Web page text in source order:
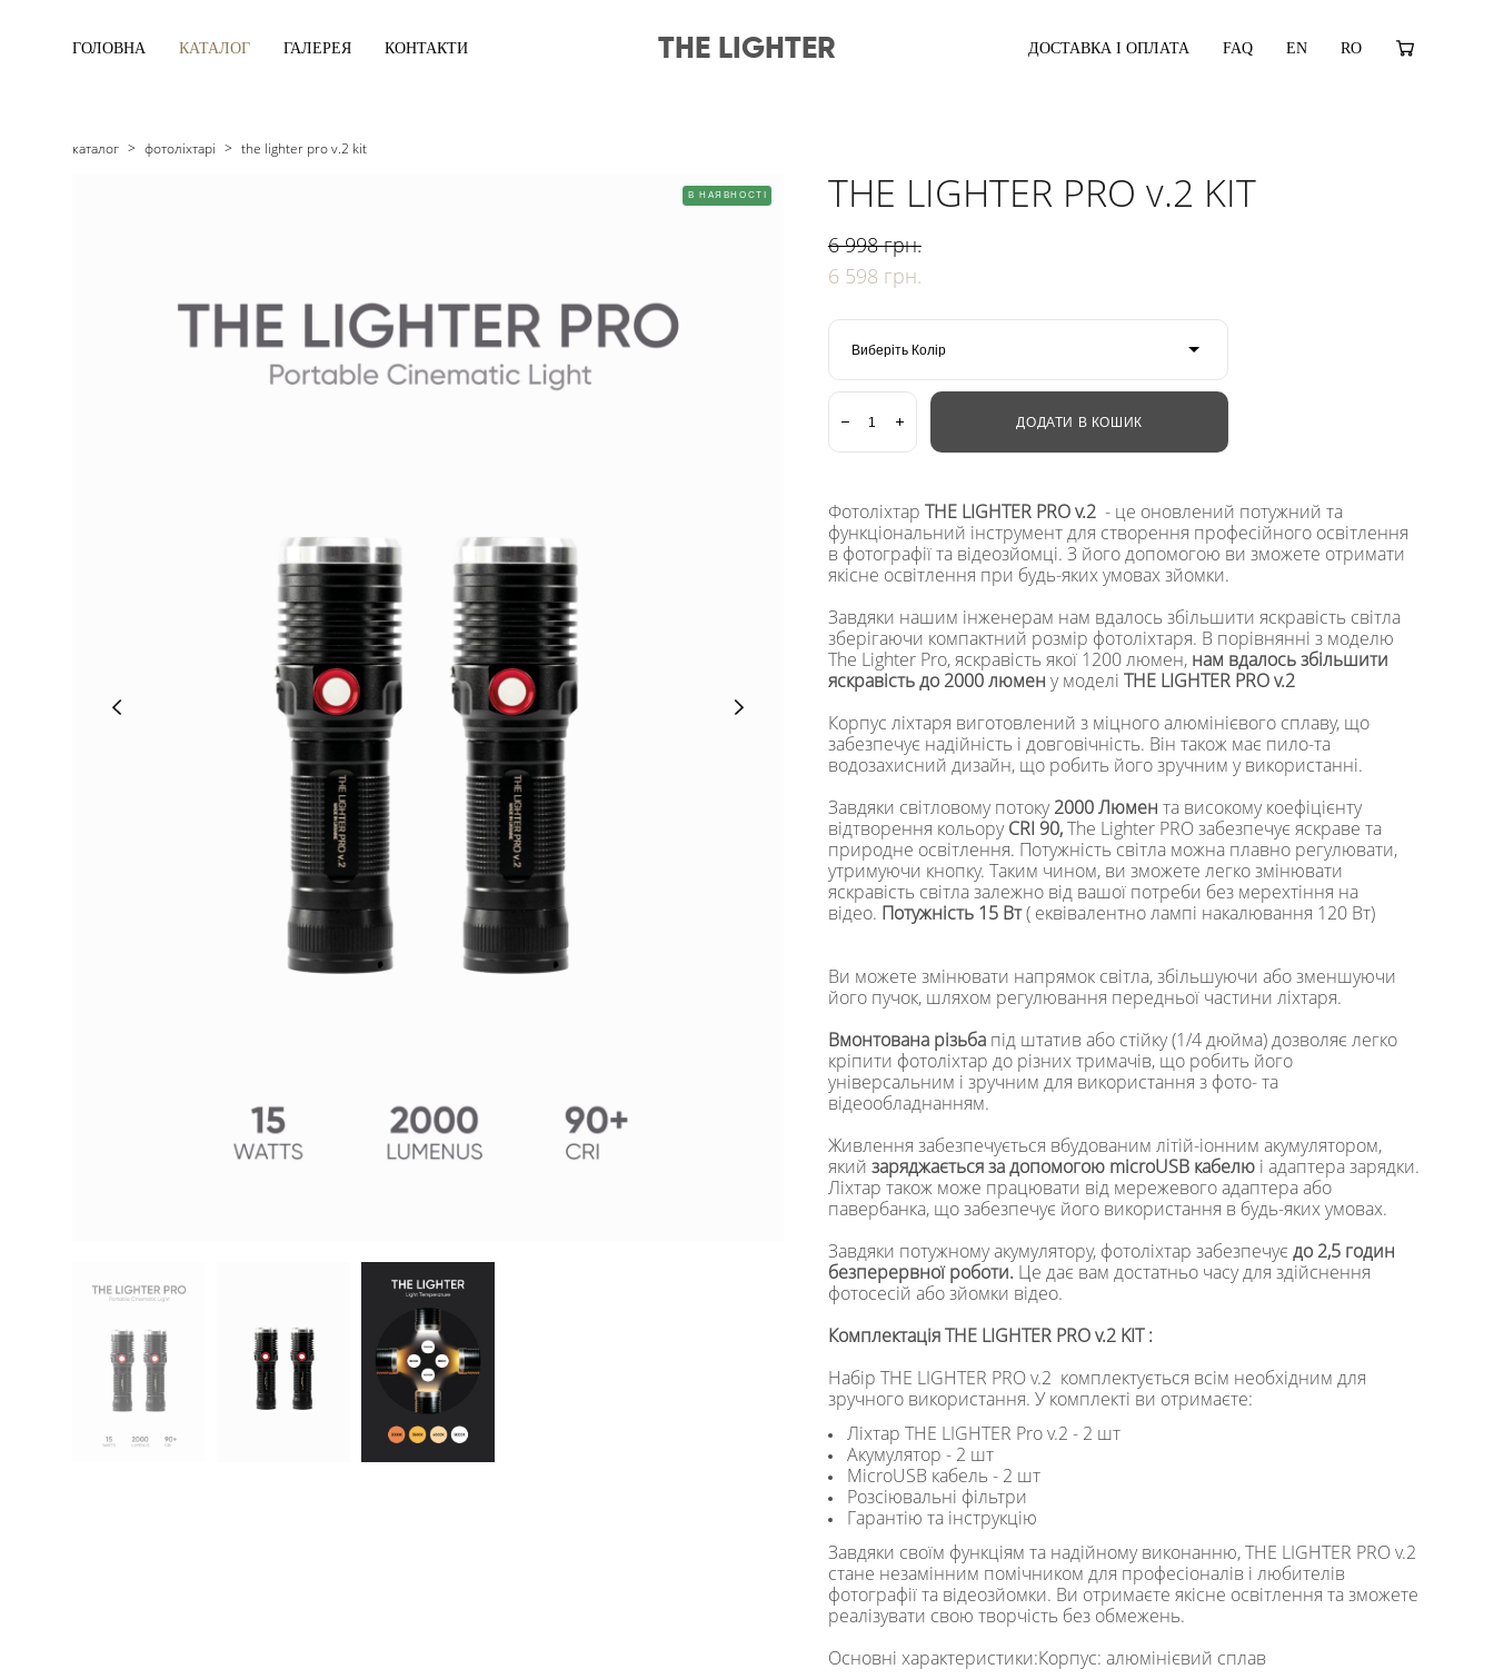
ГОЛОВНА КАТАЛОГ ГАЛЕРЕЯ КОНТАКТИ THE LIGHTER ДОСТАВКА І ОПЛАТА FAQ EN RO
каталог > фотоліхтарі > the lighter pro v.2 kit
В НАЯВНОСТІ THE LIGHTER PRO v.2 KIT
6 998 грн.
6 598 грн.
Виберіть Колір
ДОДАТИ В КОШИК
Фотоліхтар THE LIGHTER PRO v.2- це оновлений потужний та
функціональний інструмент для створення професійного освітлення
в фотографії та відеозйомці. З його допомогою ви зможете отримати
якісне освітлення при будь-яких умовах зйомки.
Завдяки нашим інженерам нам вдалось збільшити яскравість світла
зберігаючи компактний розмір фотоліхтаря. В порівнянні з моделю
The Lighter Pro, яскравість якої 1200 люмен, нам вдалось збільшити
яскравість до 2000 люмен у моделі THE LIGHTER PRO v.2
Корпус ліхтаря виготовлений з міцного алюмінієвого сплаву, що
забезпечує надійність і довговічність. Він також має пило-та
водозахисний дизайн, що робить його зручним у використанні.
Завдяки світловому потоку2000 Люмен та високому коефіцієнту
відтворення кольоруCRI 90,The Lighter PRO забезпечує яскраве та
природне освітлення. Потужність світла можна плавно регулювати,
утримуючи кнопку. Таким чином, ви зможете легко змінювати
яскравість світла залежно від вашої потреби без мерехтіння на
відео. Потужність 15 Вт( еквівалентно лампі накалювання 120 Вт)
Ви можете змінювати напрямок світла, збільшуючи або зменшуючи
його пучок, шляхом регулювання передньої частини ліхтаря.
Вмонтована різьбапід штатив або стійку (1/4 дюйма) дозволяє легко
кріпити фотоліхтар до різних тримачів, що робить його
універсальним і зручним для використання з фото- та
відеообладнанням.
Живлення забезпечується вбудованим літій-іонним акумулятором,
який заряджається за допомогою microUSB кабелюі адаптера зарядки.
Ліхтар також може працювати від мережевого адаптера або
павербанка, що забезпечує його використання в будь-яких умовах.
Завдяки потужному акумулятору, фотоліхтар забезпечує до 2,5 годин
безперервної роботи. Це дає вам достатньо часу для здійснення
фотосесій або зйомки відео.
Комплектація THE LIGHTER PRO v.2 KIT :
Набір THE LIGHTER PRO v.2 комплектується всім необхідним для
зручного використання. У комплекті ви отримаєте:
Ліхтар THE LIGHTER Pro v.2 - 2 шт
Акумулятор - 2 шт
MicroUSB кабель - 2 шт
Розсіювальні фільтри
Гарантію та інструкцію
Завдяки своїм функціям та надійному виконанню, THE LIGHTER PRO v.2
стане незамінним помічником для професіоналів і любителів
фотографії та відеозйомки. Ви отримаєте якісне освітлення та зможете
реалізувати свою творчість без обмежень.
Основні характеристики:Корпус: алюмінієвий сплав